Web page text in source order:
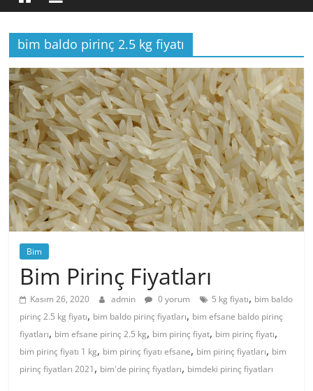
bim baldo pirinç 2.5 kg fiyatı
Bim
Bim Pirinç Fiyatları
Kasım 26, 2020 admin 0 yorum 5 kg fiyatı, bim baldo
pirinç 2.5 kg fiyatı, bim baldo pirinç fiyatları, bim efsane baldo pirinç
fiyatları, bim efsane pirinç 2.5 kg, bim pirinç fiyat, bim pirinç fiyatı,
bim pirinç fiyatı 1 kg, bim pirinç fiyatı efsane, bim pirinç fiyatları, bim
pirinç fiyatları 2021, bim'de pirinç fiyatları, bimdeki pirinç fiyatları